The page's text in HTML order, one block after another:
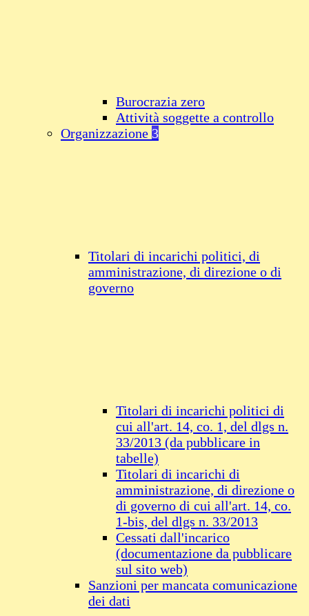
Burocrazia zero
Attività soggette a controllo
Organizzazione 3
Titolari di incarichi politici, di
amministrazione, di direzione o di
governo
Titolari di incarichi politici di
cui all'art. 14, co. 1, del dlgs n.
33/2013 (da pubblicare in
tabelle)
Titolari di incarichi di
amministrazione, di direzione o
di governo di cui all'art. 14, co.
1-bis, del dlgs n. 33/2013
Cessati dall'incarico
(documentazione da pubblicare
sul sito web)
Sanzioni per mancata comunicazione
dei dati